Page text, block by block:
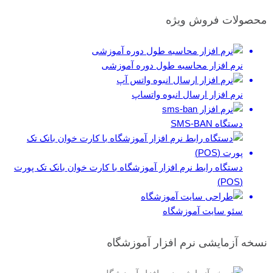
محصولات فروش ویژه
نرم افزار محاسبه طول دوره آموزشی
نرم افزار ارسال انبوه واتساپ
دستگاه SMS-BAN
دستگاه رابط نرم افزار آموزشگاه با کارت خوان بانک تک پورت
(POS)
سئو سایت آموزشگاه
نسخه آزمایشی نرم افزار آموزشگاه